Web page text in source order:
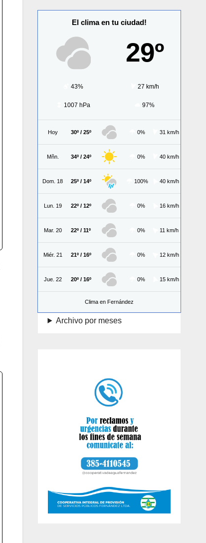
El clima en tu ciudad!
29º
43% 27 km/h
1007 hPa 97%
Hoy 30º / 25º 0% 31 km/h
Mñn. 34º / 24º 0% 40 km/h
Dom. 18 25º / 14º 100% 40 km/h
Lun. 19 22º / 12º 0% 16 km/h
Mar. 20 22º / 11º 0% 11 km/h
Miér. 21 21º / 16º 0% 12 km/h
Jue. 22 20º / 16º 0% 15 km/h
Clima en Fernández
Archivo por meses